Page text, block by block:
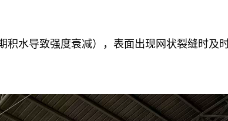
水导致强度衰减），表面出现网状裂缝时及